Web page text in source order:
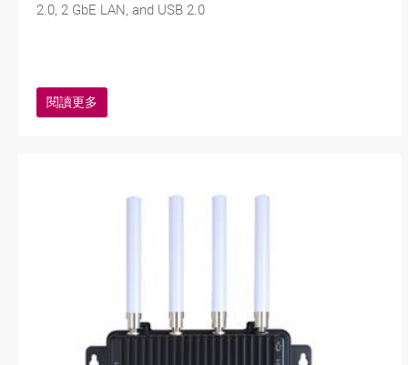
2.0, 2 GbE LAN, and USB 2.0
閱讀更多